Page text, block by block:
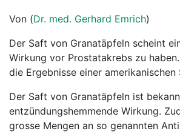
Ratgeber
Rubriken
Von (Dr. med. Gerhard Emrich)
Der Saft von Granatäpfeln scheint
Wirkung vor Prostatakrebs zu
die Ergebnisse einer amerikanischen
Der Saft von Granatäpfeln ist
entzündungshemmende Wirkung.
grosse Mengen an so genannten